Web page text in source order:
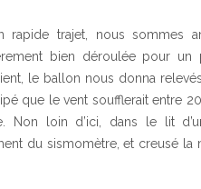
rapide trajet, nous sommes
bien déroulée pour
le ballon nous donna
que le vent soufflerait entre
Non loin d’ici, dans le lit
du sismomètre, et creusé la